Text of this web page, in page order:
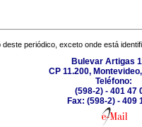
deste periódico, exceto onde está
Bulevar Artigas
CP 11.200,
Teléfono:
(598-2) - 401 47
Fax: (598-2) - 409